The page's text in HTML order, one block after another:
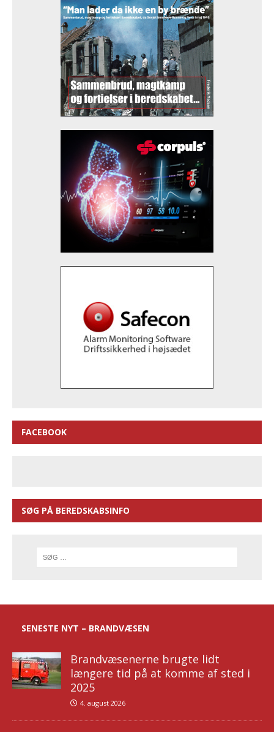
FACEBOOK
SØG PÅ BEREDSKABSINFO
SENESTE NYT – BRANDVÆSEN
Brandvæsenerne brugte lidt
længere tid på at komme af sted i
2025
4. august 2026